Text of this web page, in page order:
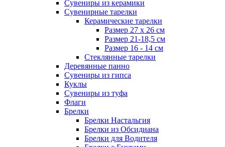
Сувениры из керамики
Сувенирные тарелки
Керамические тарелки
Размер 27 х 26 см
Размер 21-18,5 см
Размер 16 - 14 см
Стеклянные тарелки
Деревянные панно
Сувениры из гипса
Куклы
Сувениры из туфа
Флаги
Брелки
Брелки Настальгия
Брелки из Обсидиана
Брелки для Водителя